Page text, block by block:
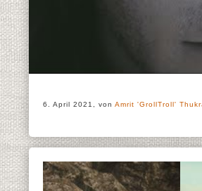
6. April 2021, von Amrit 'GrollTroll'